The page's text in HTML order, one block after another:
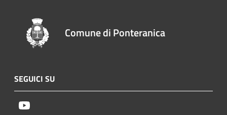
Comune di Ponteranica
SEGUICI SU